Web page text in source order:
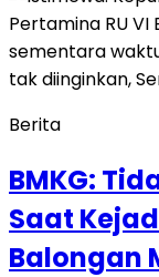
Berita
BMKG:
Saat
Balongan